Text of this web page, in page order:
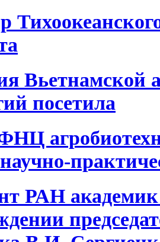
Вьетнамской
посетила
РАН